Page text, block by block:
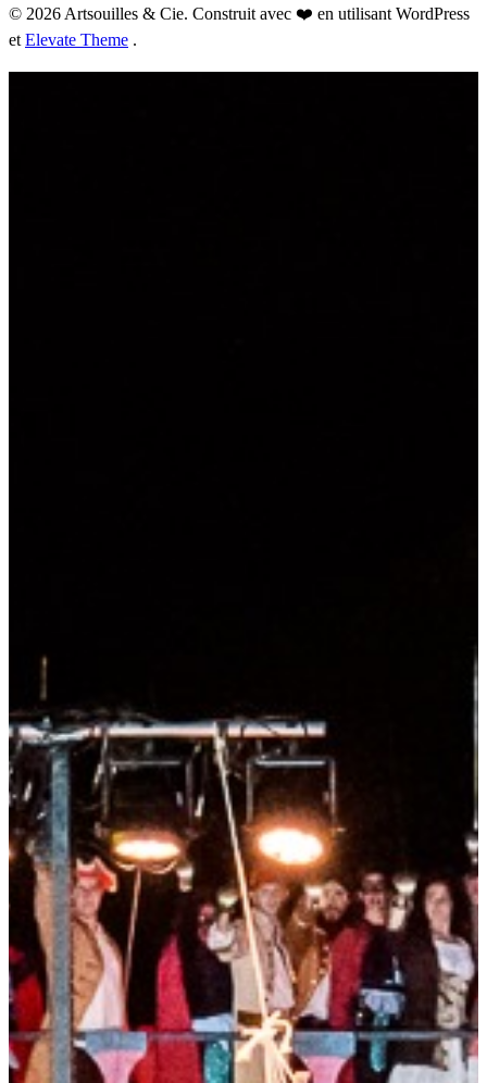
© 2026 Artsouilles & Cie. Construit avec ❤️ en utilisant WordPress
et Elevate Theme .